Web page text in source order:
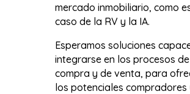
mercado inmobiliario, como
caso de la RV y la IA.
Esperamos soluciones
integrarse en los procesos de
compra y de venta, para
los potenciales compradores